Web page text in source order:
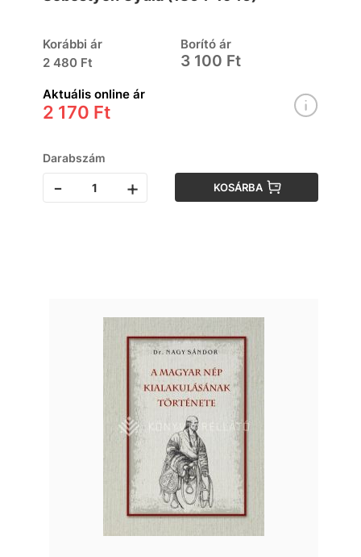
Korábbi ár
2 480 Ft
Borító ár
3 100 Ft
Aktuális online ár
2 170 Ft
Darabszám
- + KOSÁRBA